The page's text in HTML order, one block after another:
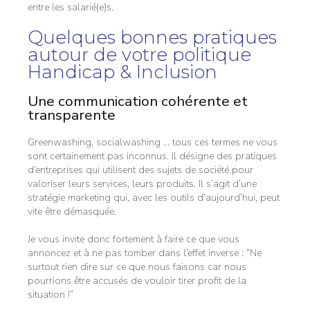
entre les salarié(e)s.
Quelques bonnes pratiques
autour de votre politique
Handicap & Inclusion
Une communication cohérente et
transparente
Greenwashing, socialwashing … tous ces termes ne vous
sont certainement pas inconnus. Il désigne des pratiques
d’entreprises qui utilisent des sujets de société pour
valoriser leurs services, leurs produits. Il s’agit d’une
stratégie marketing qui, avec les outils d’aujourd’hui, peut
vite être démasquée.
Je vous invite donc fortement à faire ce que vous
annoncez et à ne pas tomber dans l’effet inverse : “Ne
surtout rien dire sur ce que nous faisons car nous
pourrions être accusés de vouloir tirer profit de la
situation !”